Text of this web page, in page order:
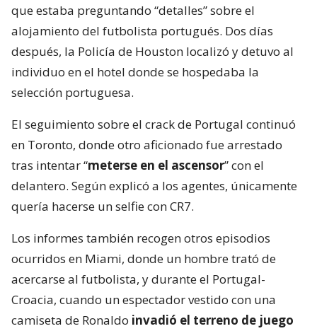
que estaba preguntando “detalles” sobre el
alojamiento del futbolista portugués. Dos días
después, la Policía de Houston localizó y detuvo al
individuo en el hotel donde se hospedaba la
selección portuguesa.
El seguimiento sobre el crack de Portugal continuó
en Toronto, donde otro aficionado fue arrestado
tras intentar “meterse en el ascensor” con el
delantero. Según explicó a los agentes, únicamente
quería hacerse un selfie con CR7.
Los informes también recogen otros episodios
ocurridos en Miami, donde un hombre trató de
acercarse al futbolista, y durante el Portugal-
Croacia, cuando un espectador vestido con una
camiseta de Ronaldo invadió el terreno de juego